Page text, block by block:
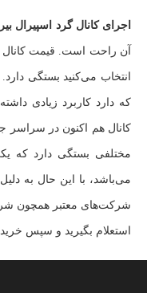
اجرای کانال گرد اسپیرال
آن راحت است. قیمت
انتخاب می‌کنید بستگی
که دارد کاربرد زیادی
کانال هم اکنون در سراسر
مختلفی بستگی دارد که
می‌باشد، با این حال به
شرکت‌های معتبر همچون
استعلام بگیرید و سپس